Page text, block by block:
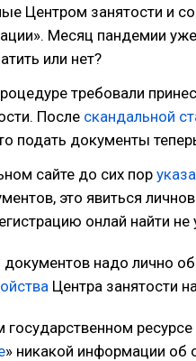
Центром занятости и
Месяц пандемии
или нет?
требовали
После скандальной
подать документы
сайте до сих пор
это явиться
онлай найти не
надо лично
Центра занятости
государственном ресурсе
» никакой информации об